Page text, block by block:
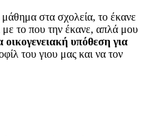
στα σχολεία, το έκανε
με το που την έκανε, απλά μου
υπόθεση για
του γιου μας και να τον